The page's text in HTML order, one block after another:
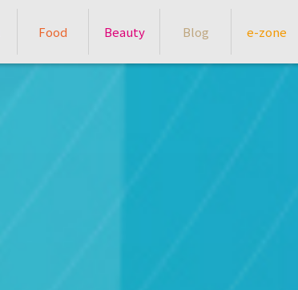
Food Beauty Blog e-zone